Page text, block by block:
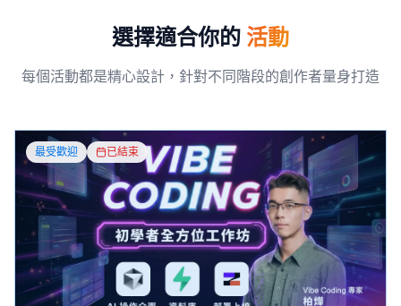
選擇適合你的 活動
每個活動都是精心設計，針對不同階段的創作者量身打造
最受歡迎 已結束